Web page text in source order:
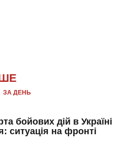
ЗА ДЕНЬ
бойових дій в Україні
ситуація на фронті